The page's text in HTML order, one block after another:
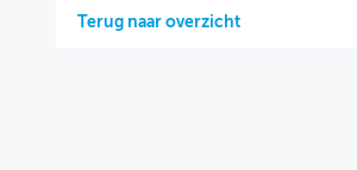
BIJEENKOMSTEN
Terug naar overzicht